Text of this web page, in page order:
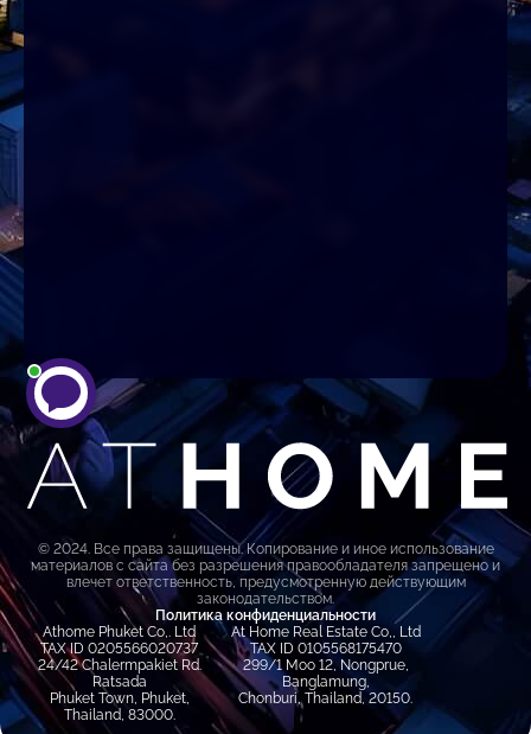
Политика конфиденциальности
© 2024. Все права защищены. Копирование и иное использование
материалов с сайта без разрешения правообладателя запрещено и
влечет ответственность, предусмотренную действующим
законодательством.
Athome Phuket Co,. Ltd
TAX ID 0205566020737
24/42 Chalermpakiet Rd.
Ratsada
Phuket Town, Phuket,
Thailand, 83000.
At Home Real Estate Co,, Ltd
TAX ID 0105568175470
299/1 Moo 12, Nongprue,
Banglamung,
Chonburi, Thailand, 20150.